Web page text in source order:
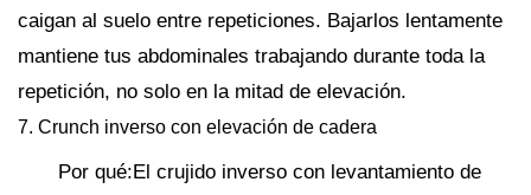
caigan al suelo entre repeticiones. Bajarlos lentamente
mantiene tus abdominales trabajando durante toda la
repetición, no solo en la mitad de elevación.
7. Crunch inverso con elevación de cadera
Por qué:El crujido inverso con levantamiento de